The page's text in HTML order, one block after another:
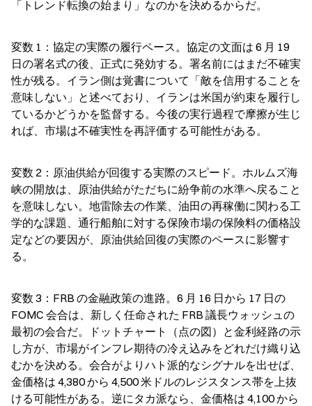
「トレンド転換の始まり」なのかを決めるからだ。
変数 1：協定の実際の履行ペース。協定の文面は 6 月 19
日の署名式の後、正式に発効する。署名前にはまだ不確実
性が残る。イラン側は覚書について「敵を信用することを
意味しない」と述べており、イランは米国が約束を履行し
ているかどうかを監督する。今後の実行過程で摩擦が生じ
れば、市場は不確実性を再評価する可能性がある。
変数 2：原油供給が回復する実際のスピード。ホルムズ海
峡の開放は、原油供給がただちに紛争前の水準へ戻ること
を意味しない。地雷除去の作業、油田の再稼働に関わる工
学的な課題、通行船舶に対する保険市場の保険料の価格設
定などの要因が、原油供給回復の実際のペースに影響す
る。
変数 3：FRB の金融政策の進路。6 月 16 日から 17 日の
FOMC 会合は、新しく任命された FRB 議長ウォッシュの
最初の会合だ。ドットチャート（点の図）と金利経路の示
し方が、市場がインフレ期待の冷え込みをどれだけ織り込
むかを決める。会合がよりハト派的なシグナルを出せば、
金価格は 4,380 から 4,500 米ドルのレジスタンス帯を上抜
ける可能性がある。逆にタカ派なら、金価格は 4,100 から